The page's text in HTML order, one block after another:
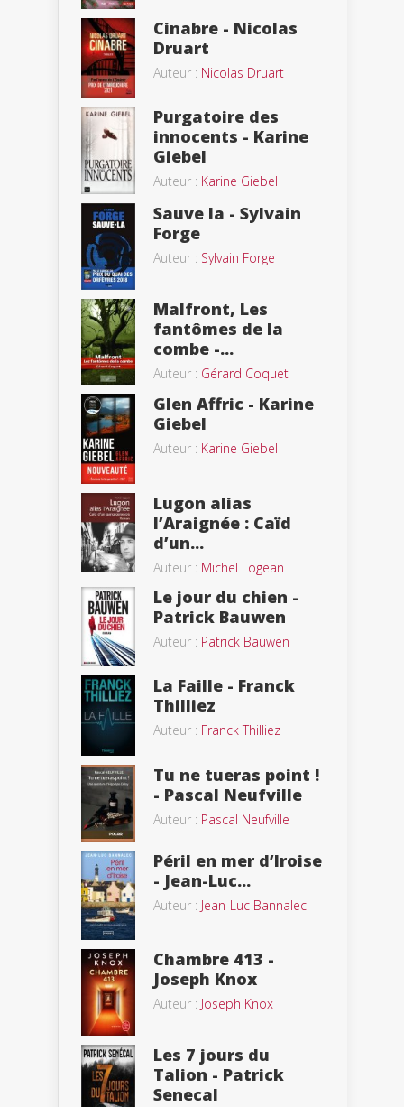
Cinabre - Nicolas
Druart
Auteur : Nicolas Druart
Purgatoire des
innocents - Karine
Giebel
Auteur : Karine Giebel
Sauve la - Sylvain
Forge
Auteur : Sylvain Forge
Malfront, Les
fantômes de la
combe -...
Auteur : Gérard Coquet
Glen Affric - Karine
Giebel
Auteur : Karine Giebel
Lugon alias
l’Araignée : Caïd
d’un...
Auteur : Michel Logean
Le jour du chien -
Patrick Bauwen
Auteur : Patrick Bauwen
La Faille - Franck
Thilliez
Auteur : Franck Thilliez
Tu ne tueras point !
- Pascal Neufville
Auteur : Pascal Neufville
Péril en mer d’Iroise
- Jean-Luc...
Auteur : Jean-Luc Bannalec
Chambre 413 -
Joseph Knox
Auteur : Joseph Knox
Les 7 jours du
Talion - Patrick
Senecal